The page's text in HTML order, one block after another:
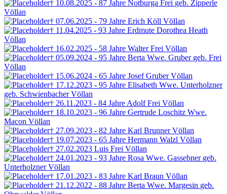
† 10.08.2025 - 87 Jahre Notburga Frei geb. Zipperle
Völlan
† 07.06.2025 - 79 Jahre Erich Köll Völlan
† 11.04.2025 - 93 Jahre Erdmute Dorothea Heath
Völlan
† 16.02.2025 - 58 Jahre Walter Frei Völlan
† 05.09.2024 - 95 Jahre Berta Wwe. Gruber geb. Frei
Völlan
† 15.06.2024 - 65 Jahre Josef GruberVöllan
† 17.12.2023 - 95 Jahre Elisabeth Wwe. Unterholzner
geb. SchwienbacherVöllan
† 26.11.2023 - 84 Jahre Adolf Frei Völlan
† 18.10.2023 - 96 Jahre Gertrude Loschitz Wwe.
Macon Völlan
† 27.09.2023 - 82 Jahre Karl BrunnerVöllan
† 19.07.2023 - 65 Jahre Hermann Walzl Völlan
† 27.02.2023 Luis Frei Völlan
† 24.01.2023 - 93 Jahre Rosa Wwe. Gassebner geb.
UnterholznerVöllan
† 17.01.2023 - 83 Jahre Karl Braun Völlan
† 21.12.2022 - 88 Jahre Berta Wwe. Margesin geb.